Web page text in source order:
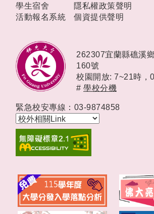
學生宿舍
活動報名系統
隱私權政策聲明
個資提供聲明
262307宜蘭縣礁溪
160號
校園開放: 7~21時，
# 學校分機
緊急校安專線：03-9874858